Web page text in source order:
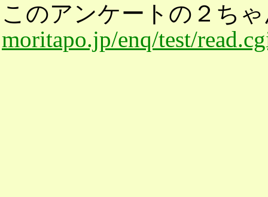
このアンケートの２ち
moritapo.jp/enq/test/